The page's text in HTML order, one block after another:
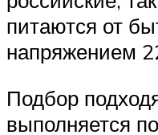
питаются от
напряжением
Подбор
выполняется